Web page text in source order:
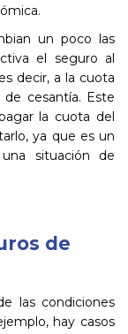
un poco las
el seguro al
decir, a la cuota
cesantía. Este
la cuota del
ya que es un
situación de
de
las condiciones
hay casos